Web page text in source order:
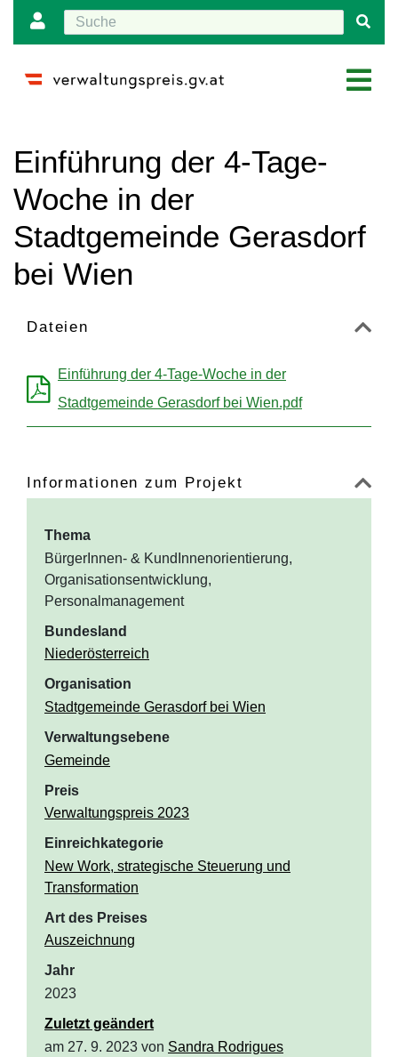
Einführung der 4-Tage-
Woche in der
Stadtgemeinde Gerasdorf
bei Wien
Dateien
Einführung der 4-Tage-Woche in der
Stadtgemeinde Gerasdorf bei Wien.pdf
Informationen zum Projekt
Thema
BürgerInnen- & KundInnenorientierung,
Organisationsentwicklung,
Personalmanagement
Bundesland
Niederösterreich
Organisation
Stadtgemeinde Gerasdorf bei Wien
Verwaltungsebene
Gemeinde
Preis
Verwaltungspreis 2023
Einreichkategorie
New Work, strategische Steuerung und
Transformation
Art des Preises
Auszeichnung
Jahr
2023
Zuletzt geändert
am 27. 9. 2023 von Sandra Rodrigues